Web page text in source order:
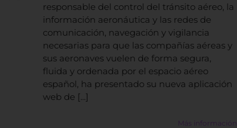
responsable del control del tránsito aéreo, la
información aeronáutica y las redes de
comunicación, navegación y vigilancia
necesarias para que las compañías aéreas y
sus aeronaves vuelen de forma segura,
fluida y ordenada por el espacio aéreo
español, ha presentado su nueva aplicación
web de [...]
Más información